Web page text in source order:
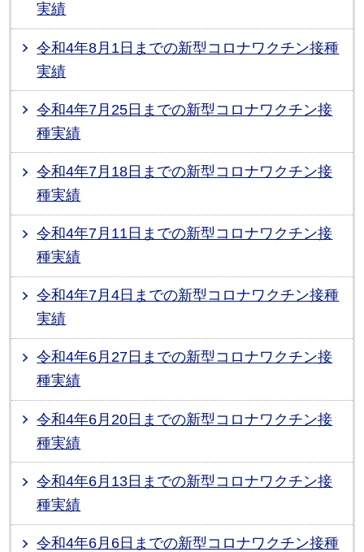
実績
令和4年8月1日までの新型コロナワクチン接種
実績
令和4年7月25日までの新型コロナワクチン接
種実績
令和4年7月18日までの新型コロナワクチン接
種実績
令和4年7月11日までの新型コロナワクチン接
種実績
令和4年7月4日までの新型コロナワクチン接種
実績
令和4年6月27日までの新型コロナワクチン接
種実績
令和4年6月20日までの新型コロナワクチン接
種実績
令和4年6月13日までの新型コロナワクチン接
種実績
令和4年6月6日までの新型コロナワクチン接種